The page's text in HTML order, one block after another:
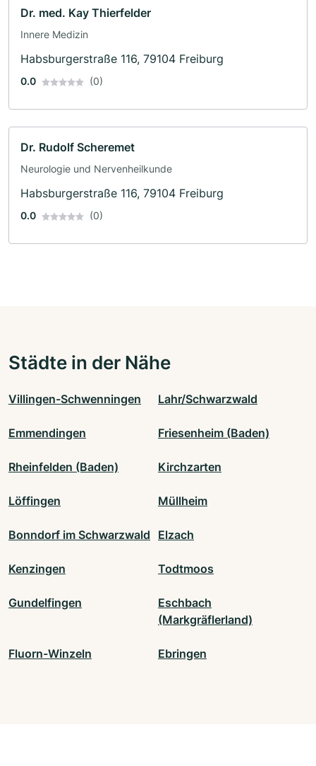
Dr. med. Kay Thierfelder
Innere Medizin
Habsburgerstraße 116, 79104 Freiburg
0.0 (0)
Dr. Rudolf Scheremet
Neurologie und Nervenheilkunde
Habsburgerstraße 116, 79104 Freiburg
0.0 (0)
Städte in der Nähe
Villingen-Schwenningen Lahr/Schwarzwald
Emmendingen Friesenheim (Baden)
Rheinfelden (Baden) Kirchzarten
Löffingen Müllheim
Bonndorf im Schwarzwald Elzach
Kenzingen Todtmoos
Gundelfingen
Eschbach
(Markgräflerland)
Fluorn-Winzeln Ebringen